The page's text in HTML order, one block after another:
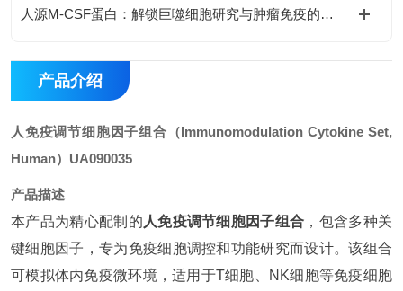
人源M-CSF蛋白：解锁巨噬细胞研究与肿瘤免疫的科研密钥
产品介绍
人免疫调节细胞因子组合（Immunomodulation Cytokine Set,
Human） UA090035
产品描述
本产品为精心配制的 人免疫调节细胞因子组合 ，包含多种关
键细胞因子，专为免疫细胞调控和功能研究而设计。该组合
可模拟体内免疫微环境，适用于T细胞、NK细胞等免疫细胞